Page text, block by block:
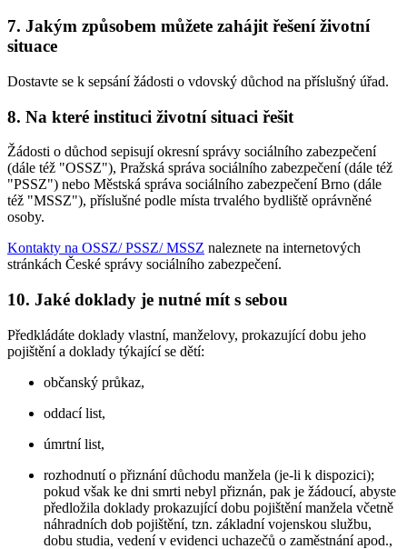
7. Jakým způsobem můžete zahájit řešení životní
situace
Dostavte se k sepsání žádosti o vdovský důchod na příslušný úřad.
8. Na které instituci životní situaci řešit
Žádosti o důchod sepisují okresní správy sociálního zabezpečení
(dále též "OSSZ"), Pražská správa sociálního zabezpečení (dále též
"PSSZ") nebo Městská správa sociálního zabezpečení Brno (dále
též "MSSZ"), příslušné podle místa trvalého bydliště oprávněné
osoby.
Kontakty na OSSZ/ PSSZ/ MSSZ naleznete na internetových
stránkách České správy sociálního zabezpečení.
10. Jaké doklady je nutné mít s sebou
Předkládáte doklady vlastní, manželovy, prokazující dobu jeho
pojištění a doklady týkající se dětí:
občanský průkaz,
oddací list,
úmrtní list,
rozhodnutí o přiznání důchodu manžela (je-li k dispozici);
pokud však ke dni smrti nebyl přiznán, pak je žádoucí, abyste
předložila doklady prokazující dobu pojištění manžela včetně
náhradních dob pojištění, tzn. základní vojenskou službu,
dobu studia, vedení v evidenci uchazečů o zaměstnání apod.,